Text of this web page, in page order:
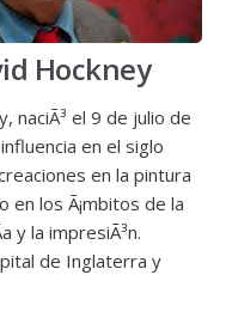
Hockney
naciÃ³ el 9 de julio de
en el siglo
en la pintura
en los Ã¡mbitos de la
y la impresiÃ³n.
de Inglaterra y